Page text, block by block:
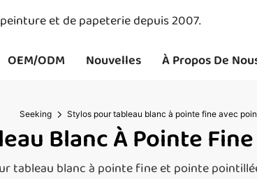
et de papeterie depuis 2007.
OEM/ODM Nouvelles À Propos De
Seeking Stylos pour tableau blanc à pointe fine avec
Blanc À Pointe
tableau blanc à pointe fine et pointe